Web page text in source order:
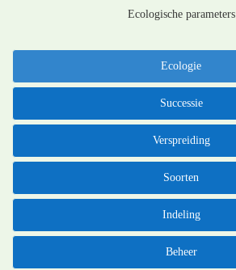
Ecologische parameters
Ecologie
Successie
Verspreiding
Soorten
Indeling
Beheer